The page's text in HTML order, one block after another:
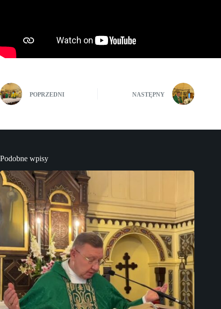
POPRZEDNI NASTĘPNY
Podobne wpisy